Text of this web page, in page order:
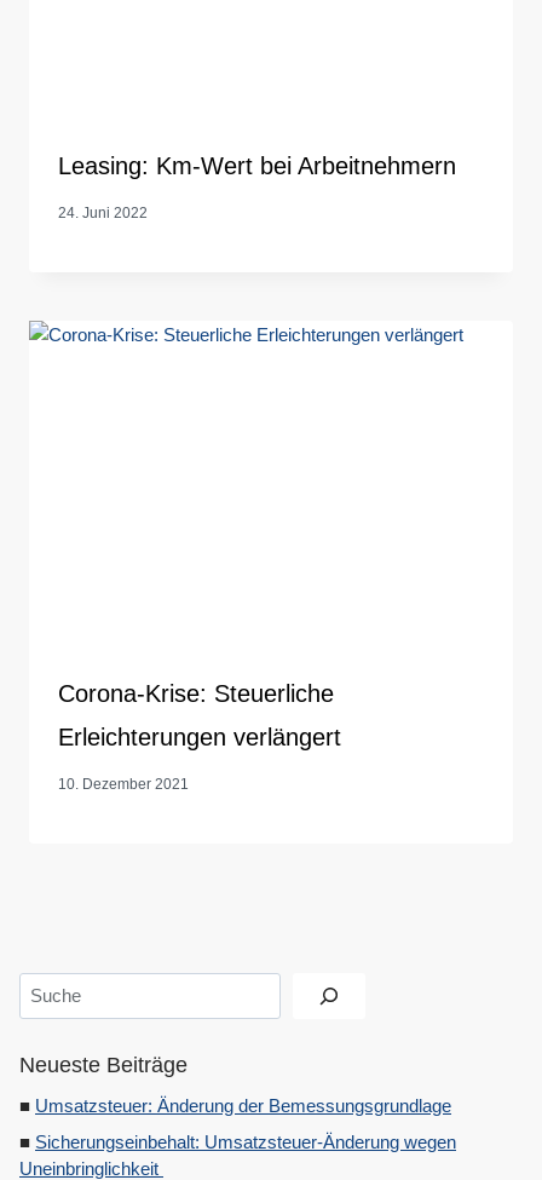
Leasing: Km-Wert bei Arbeitnehmern
24. Juni 2022
Corona-Krise: Steuerliche
Erleichterungen verlängert
10. Dezember 2021
Suchen
Neueste Beiträge
Umsatzsteuer: Änderung der Bemessungsgrundlage
Sicherungseinbehalt: Umsatzsteuer-Änderung wegen
Uneinbringlichkeit